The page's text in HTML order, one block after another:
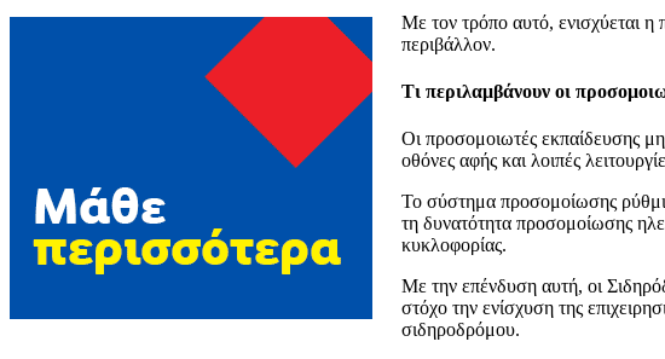
Με τον τρόπο αυτό, ενισχύεται η
περιβάλλον.
Τι περιλαμβάνουν οι
Οι προσομοιωτές εκπαίδευσης
οθόνες αφής και λοιπές
Το σύστημα προσομοίωσης
τη δυνατότητα προσομοίωσης
κυκλοφορίας.
Με την επένδυση αυτή, οι
στόχο την ενίσχυση της
σιδηροδρόμου.